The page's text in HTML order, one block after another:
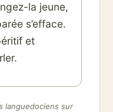
la jeune,
s’efface.
et
languedociens sur